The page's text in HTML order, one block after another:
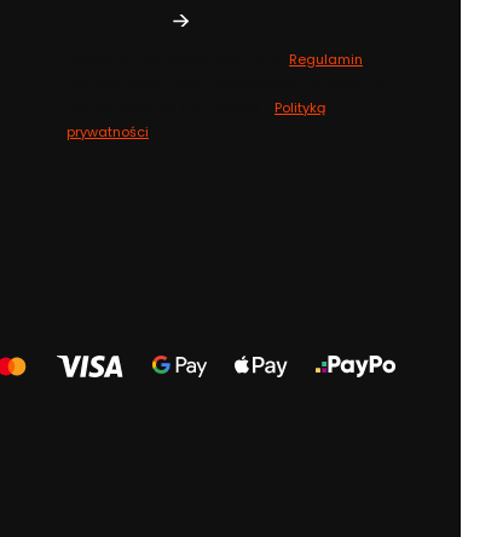
Regulamin
Polityką
prywatności